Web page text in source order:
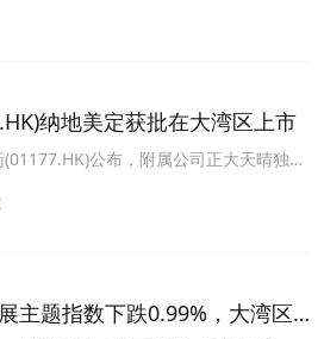
担当新兴产业落地湾区的国际接口，以
香港正推进北部都会区、河套及新田科
医疗领域实现国标与国际标准对接，目
。陈茂波表示，香港将联动大湾区，助
局新兴及未来产业。
纳地美定获批在大湾区​上市
(01177.HK)公布，附属公司正大天晴独家
片类药物引起的便秘(OIC)。
主题指数下跌0.99%，大湾区